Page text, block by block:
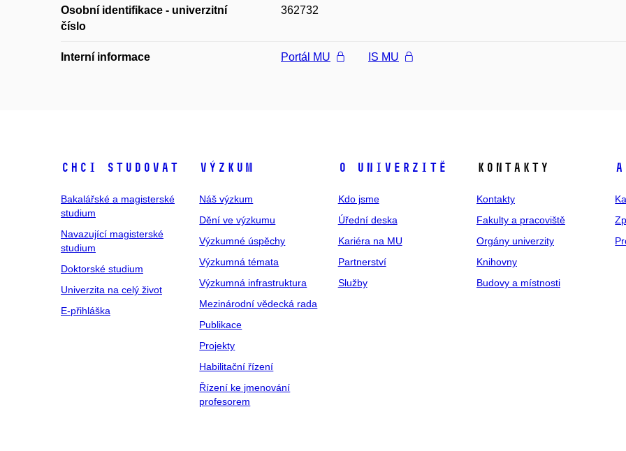
Osobní identifikace - univerzitní
číslo
362732
Interní informace Portál MU IS MU
Chci studovat
Bakalářské a magisterské
studium
Navazující magisterské
studium
Doktorské studium
Univerzita na celý život
E-přihláška
Výzkum
Náš výzkum
Dění ve výzkumu
Výzkumné úspěchy
Výzkumná témata
Výzkumná infrastruktura
Mezinárodní vědecká rada
Publikace
Projekty
Habilitační řízení
Řízení ke jmenování
profesorem
O univerzitě
Kdo jsme
Úřední deska
Kariéra na MU
Partnerství
Služby
Kontakty
Kontakty
Fakulty a pracoviště
Orgány univerzity
Knihovny
Budovy a místnosti